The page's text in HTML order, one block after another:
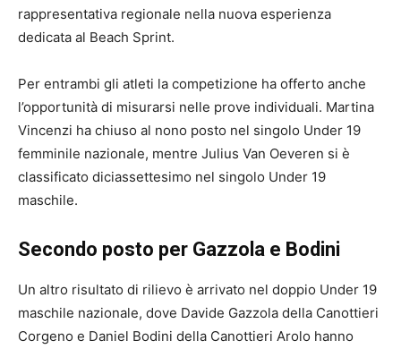
rappresentativa regionale nella nuova esperienza
dedicata al Beach Sprint.
Per entrambi gli atleti la competizione ha offerto anche
l’opportunità di misurarsi nelle prove individuali. Martina
Vincenzi ha chiuso al nono posto nel singolo Under 19
femminile nazionale, mentre Julius Van Oeveren si è
classificato diciassettesimo nel singolo Under 19
maschile.
Secondo posto per Gazzola e Bodini
Un altro risultato di rilievo è arrivato nel doppio Under 19
maschile nazionale, dove Davide Gazzola della Canottieri
Corgeno e Daniel Bodini della Canottieri Arolo hanno